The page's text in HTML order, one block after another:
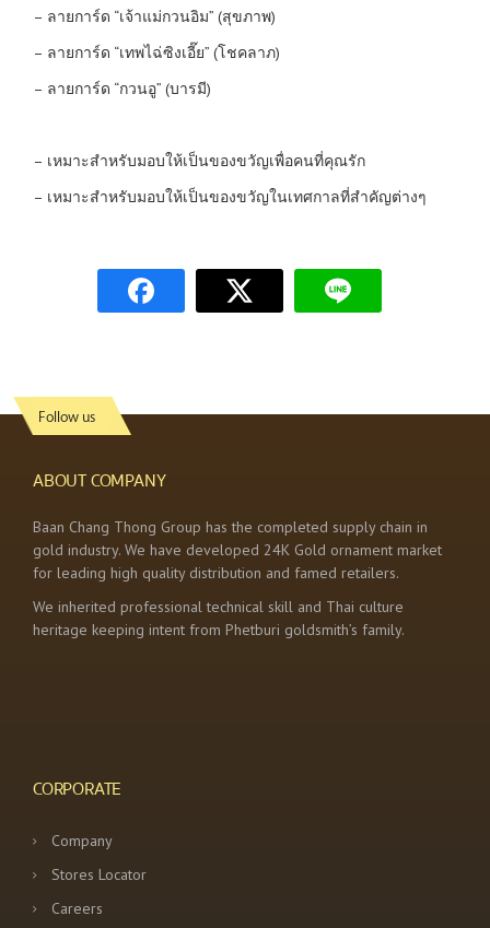
– ลายการ์ด “เจ้าแม่กวนอิม” (สุขภาพ)
– ลายการ์ด “เทพไฉ่ซิงเอี๊ย” (โชคลาภ)
– ลายการ์ด “กวนอู” (บารมี)
– เหมาะสำหรับมอบให้เป็นของขวัญเพื่อคนที่คุณรัก
– เหมาะสำหรับมอบให้เป็นของขวัญในเทศกาลที่สำคัญต่างๆ
Follow us
ABOUT COMPANY
Baan Chang Thong Group has the completed supply chain in
gold industry. We have developed 24K Gold ornament market
for leading high quality distribution and famed retailers.
We inherited professional technical skill and Thai culture
heritage keeping intent from Phetburi goldsmith’s family.
CORPORATE
Company
Stores Locator
Careers